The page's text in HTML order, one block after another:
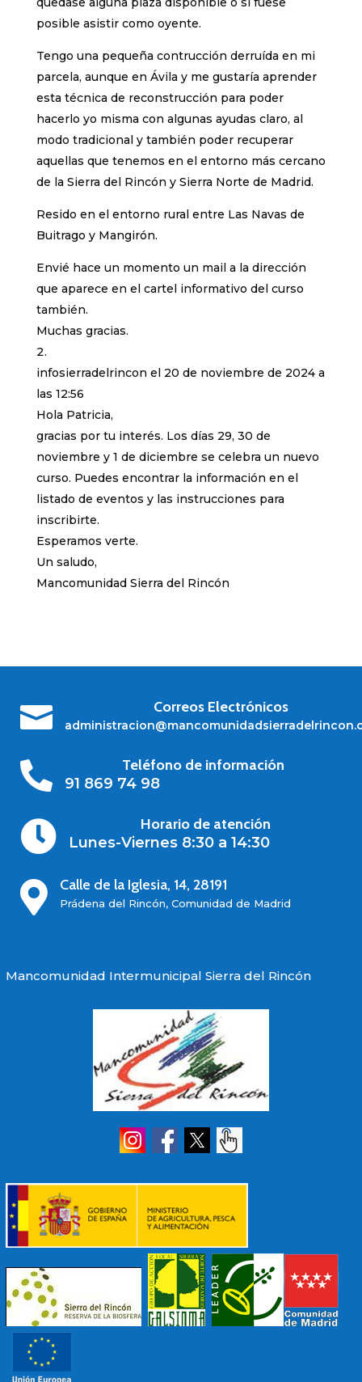
posible asistir como oyente.
Tengo una pequeña contrucción derruída en mi
parcela, aunque en Ávila y me gustaría aprender
esta técnica de reconstrucción para poder
hacerlo yo misma con algunas ayudas claro, al
modo tradicional y también poder recuperar
aquellas que tenemos en el entorno más cercano
de la Sierra del Rincón y Sierra Norte de Madrid.
Resido en el entorno rural entre Las Navas de
Buitrago y Mangirón.
Envié hace un momento un mail a la dirección
que aparece en el cartel informativo del curso
también.
Muchas gracias.
infosierradelrincon el 20 de noviembre de 2024 a
las 12:56
Hola Patricia,
gracias por tu interés. Los días 29, 30 de
noviembre y 1 de diciembre se celebra un nuevo
curso. Puedes encontrar la información en el
listado de eventos y las instrucciones para
inscribirte.
Esperamos verte.
Un saludo,
Mancomunidad Sierra del Rincón
 Correos Electrónicos

Teléfono de información
91 869 74 98

Horario de atención
Lunes-Viernes 8:30 a 14:30
 Calle de la Iglesia, 14, 28191
Prádena del Rincón, Comunidad de Madrid
Mancomunidad Intermunicipal Sierra del Rincón